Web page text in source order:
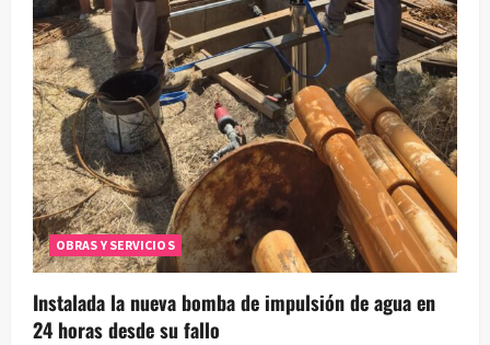
OBRAS Y SERVICIOS
Instalada la nueva bomba de impulsión de agua en
24 horas desde su fallo